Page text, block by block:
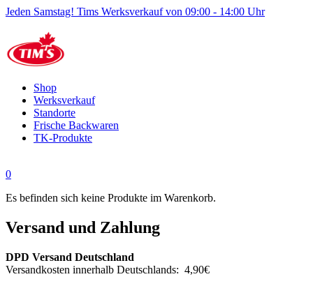
Jeden Samstag! Tims Werksverkauf von 09:00 - 14:00 Uhr
Shop
Werksverkauf
Standorte
Frische Backwaren
TK-Produkte
0
Es befinden sich keine Produkte im Warenkorb.
Versand und Zahlung
DPD Versand Deutschland
Versandkosten innerhalb Deutschlands: 4,90€